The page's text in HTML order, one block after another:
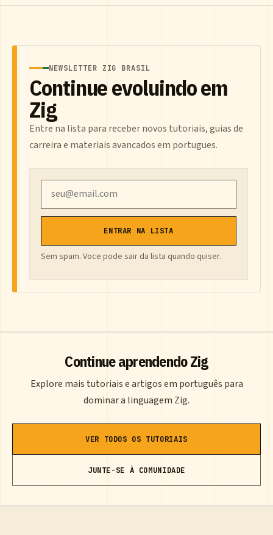
NEWSLETTER ZIG BRASIL
Continue evoluindo em
Zig
Entre na lista para receber novos tutoriais, guias de
carreira e materiais avancados em portugues.
ENTRAR NA LISTA
Sem spam. Voce pode sair da lista quando quiser.
Continue aprendendo Zig
Explore mais tutoriais e artigos em português para
dominar a linguagem Zig.
VER TODOS OS TUTORIAIS
JUNTE-SE À COMUNIDADE